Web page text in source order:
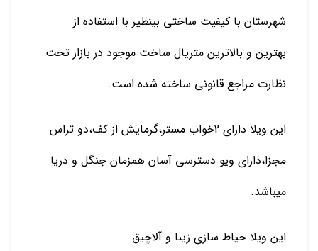
شهرستان با کیفیت ساختی بینظیر با استفاده از
بهترین و بالاترین متریال ساخت موجود در بازار تحت
نظارت مراجع قانونی ساخته شده است.
این ویلا دارای 2خواب مستر،گرمایش از کف،دو تراس
مجزا،دارای ویو دسترسی آسان همزمان جنگل و دریا
میباشد.
این ویلا حیاط سازی زیبا و آلاچیق